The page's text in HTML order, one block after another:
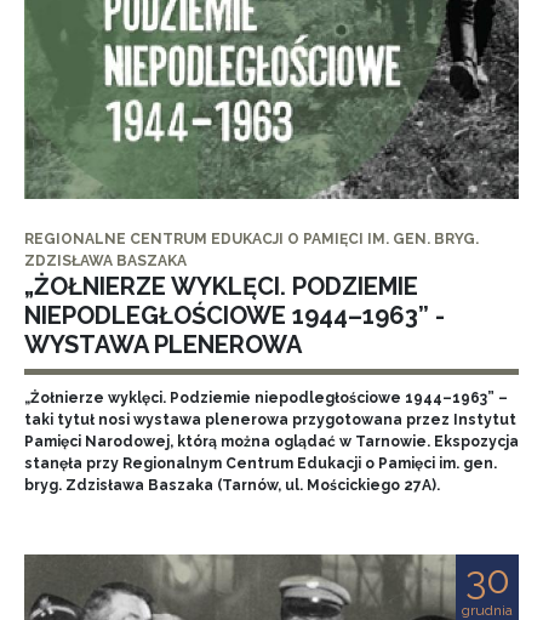
REGIONALNE CENTRUM EDUKACJI O PAMIĘCI IM. GEN. BRYG.
ZDZISŁAWA BASZAKA
„ŻOŁNIERZE WYKLĘCI. PODZIEMIE
NIEPODLEGŁOŚCIOWE 1944–1963” -
WYSTAWA PLENEROWA
„Żołnierze wyklęci. Podziemie niepodległościowe 1944–1963” –
taki tytuł nosi wystawa plenerowa przygotowana przez Instytut
Pamięci Narodowej, którą można oglądać w Tarnowie. Ekspozycja
stanęła przy Regionalnym Centrum Edukacji o Pamięci im. gen.
bryg. Zdzisława Baszaka (Tarnów, ul. Mościckiego 27A).
30
grudnia